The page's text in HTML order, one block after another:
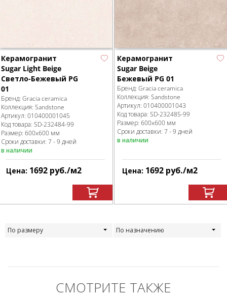
Керамогранит
Sugar Light Beige
Светло-Бежевый PG
01
Бренд: Gracia ceramica
Коллекция: Sandstone
Артикул: 010400001045
Код товара: SD-232484-99
Размер: 600x600 мм
Сроки доставки: 7 - 9 дней
в наличии
Цена: 1692 руб./м2
Керамогранит
Sugar Beige
Бежевый PG 01
Бренд: Gracia ceramica
Коллекция: Sandstone
Артикул: 010400001043
Код товара: SD-232485-99
Размер: 600x600 мм
Сроки доставки: 7 - 9 дней
в наличии
Цена: 1692 руб./м2
По размеру По назначению
СМОТРИТЕ ТАКЖЕ